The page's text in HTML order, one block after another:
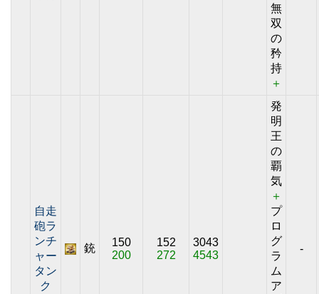
無
双
の
矜
持
＋
自走
砲ラ
ンチ
ャー
タン
ク
銃
150
200
152
272
3043
4543
発
明
王
の
覇
気
＋
プ
ロ
グ
ラ
ム
ア
-